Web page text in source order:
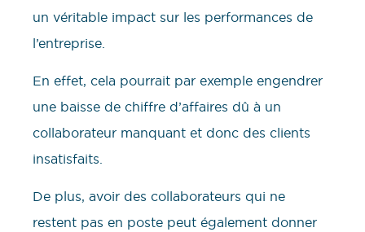
un véritable impact sur les performances de
l’entreprise.
En effet, cela pourrait par exemple engendrer
une baisse de chiffre d’affaires dû à un
collaborateur manquant et donc des clients
insatisfaits.
De plus, avoir des collaborateurs qui ne
restent pas en poste peut également donner